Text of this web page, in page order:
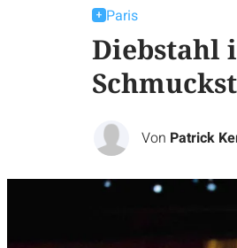
Paris
Diebstahl
Von Patrick